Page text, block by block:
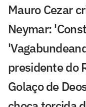
Mauro Cezar
Neymar:
presidente do
Golaço de